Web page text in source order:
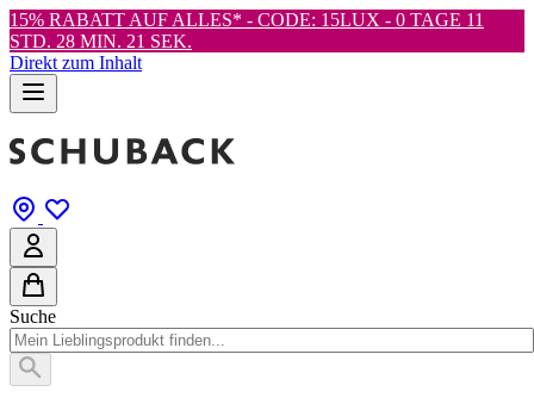
15% RABATT AUF ALLES* - CODE: 15LUX - 0 TAGE 11
STD. 28 MIN. 20 SEK.
Direkt zum Inhalt
Suche